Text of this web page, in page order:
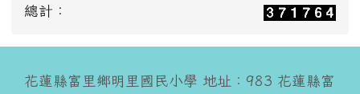
總計：
花蓮縣富里鄉明里國民小學 地址：983 花蓮縣富